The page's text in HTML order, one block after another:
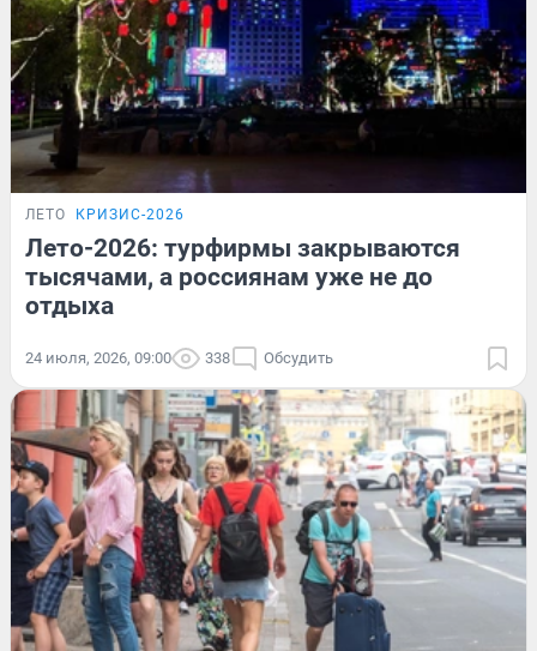
ЛЕТО КРИЗИС-2026
Лето-2026: турфирмы закрываются
тысячами, а россиянам уже не до
отдыха
24 июля, 2026, 09:00 338 Обсудить